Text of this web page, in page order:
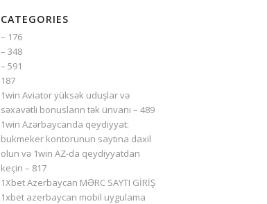
CATEGORIES
– 176
– 348
– 591
187
1win Aviator yüksək uduşlar və
səxavətli bonusların tək ünvanı – 489
1win Azərbaycanda qeydiyyat:
bukmeker kontorunun saytına daxil
olun və 1win AZ-da qeydiyyatdan
keçin – 817
1Xbet Azerbaycan MƏRC SAYTI GİRİŞ
1xbet azerbaycan mobil uygulama